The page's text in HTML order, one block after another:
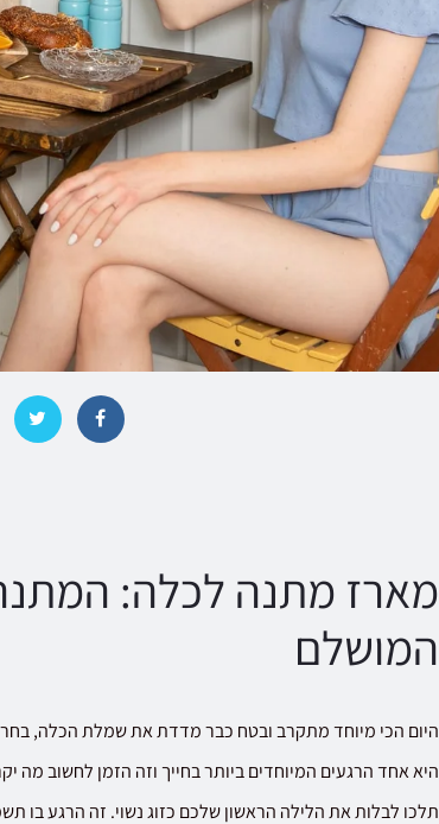
מארז מתנה לכלה:
המושלם
היום הכי מיוחד מתקרב ובטח כבר מדדת את שמלת הכלה,
היא אחד הרגעים המיוחדים ביותר בחייך וזה הזמן לחשוב מה
תלכו לבלות את הלילה הראשון שלכם כזוג נשוי. זה הרגע בו